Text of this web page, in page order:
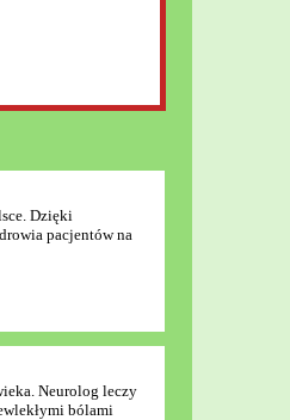
Dzięki
pacjentów na
Neurolog leczy
bólami